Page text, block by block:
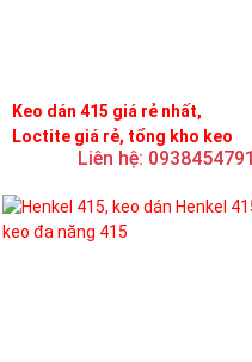
Keo dán 415 giá rẻ nhất,
Loctite giá rẻ, tổng kho keo
Liên hệ: 0938454791